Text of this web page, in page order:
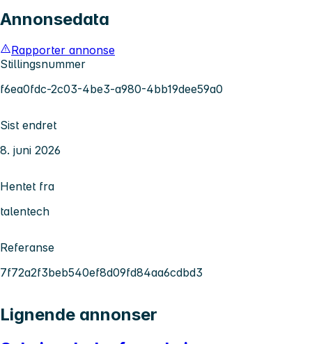
Annonsedata
Rapporter annonse
Stillingsnummer
f6ea0fdc-2c03-4be3-a980-4bb19dee59a0
Sist endret
8. juni 2026
Hentet fra
talentech
Referanse
7f72a2f3beb540ef8d09fd84aa6cdbd3
Lignende annonser